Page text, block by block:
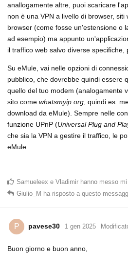
anallogamente altre, puoi scaricare
non è una VPN a livello di browser, siti
browser (come fosse un'estensione o
ad esempio) ma appunto
il traffico web salvo diverse specifiche,
Su eMule, vai nelle opzioni di
pubblico, che dovrebbe quindi essere
quello del tuo modem (analogamente
sito come whatsmyip.org , quindi es.
download da eMule). Sempre nelle
funzione UPnP (Universal Plug and
che sia la VPN a gestire il traffico, le
eMule.
Samueleex e Vladimir hanno messo
Giulio_M ha risposto a questo
P pavese30 1 gen 2025
Buon giorno e buon anno,